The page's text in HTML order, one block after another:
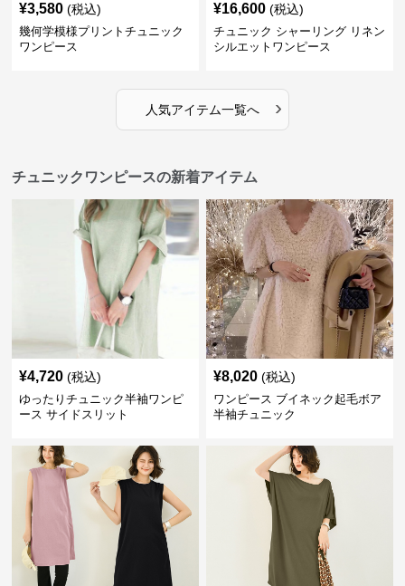
¥3,580 (税込)
幾何学模様プリントチュニック
ワンピース
¥16,600 (税込)
チュニック シャーリング リネン
シルエットワンピース
人気アイテム一覧へ ›
チュニックワンピースの新着アイテム
¥4,720 (税込)
ゆったりチュニック半袖ワンピ
ース サイドスリット
¥8,020 (税込)
ワンピース ブイネック起毛ボア
半袖チュニック